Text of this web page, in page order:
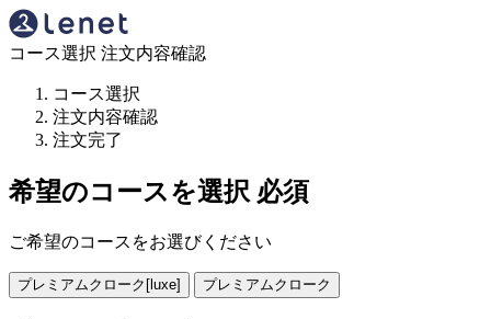
コース選択 注文内容確認
コース選択
注文内容確認
注文完了
希望のコースを選択 必須
ご希望のコースをお選びください
プレミアムクローク[luxe] プレミアムクローク